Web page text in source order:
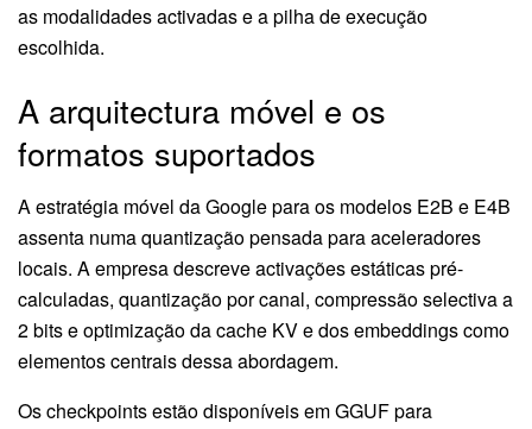
as modalidades activadas e a pilha de execução
escolhida.
A arquitectura móvel e os
formatos suportados
A estratégia móvel da Google para os modelos E2B e E4B
assenta numa quantização pensada para aceleradores
locais. A empresa descreve activações estáticas pré-
calculadas, quantização por canal, compressão selectiva a
2 bits e optimização da cache KV e dos embeddings como
elementos centrais dessa abordagem.
Os checkpoints estão disponíveis em GGUF para